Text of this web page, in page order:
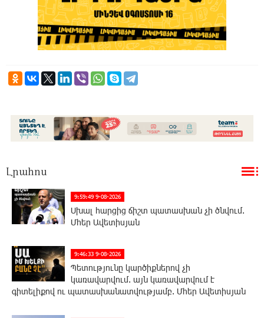
Լրահոս
9:59:49 9-08-2026
Սխալ հարցից ճիշտ պատասխան չի ծնվում.
Մհեր Ավետիսյան
9:46:33 9-08-2026
Պետությունը կարծիքներով չի
կառավարվում. այն կառավարվում է
գիտելիքով ու պատասխանատվությամբ. Մհեր Ավետիսյան